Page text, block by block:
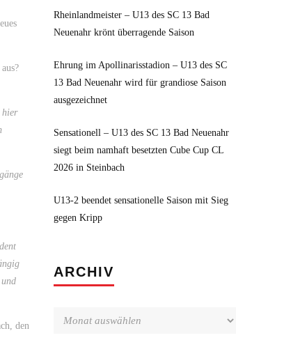
hier
den
Rheinlandmeister – U13 des SC 13 Bad
Neuenahr krönt überragende Saison
Ehrung im Apollinarisstadion – U13 des SC
13 Bad Neuenahr wird für grandiose Saison
ausgezeichnet
Sensationell – U13 des SC 13 Bad Neuenahr
siegt beim namhaft besetzten Cube Cup CL
2026 in Steinbach
U13-2 beendet sensationelle Saison mit Sieg
gegen Kripp
ARCHIV